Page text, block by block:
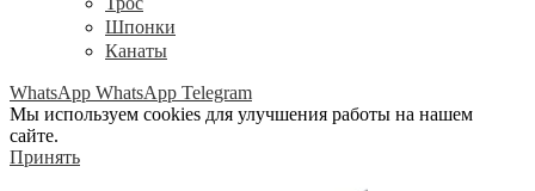
Шпонки
Канаты
WhatsApp WhatsApp Telegram
Мы используем cookies для улучшения работы на нашем
сайте.
Принять